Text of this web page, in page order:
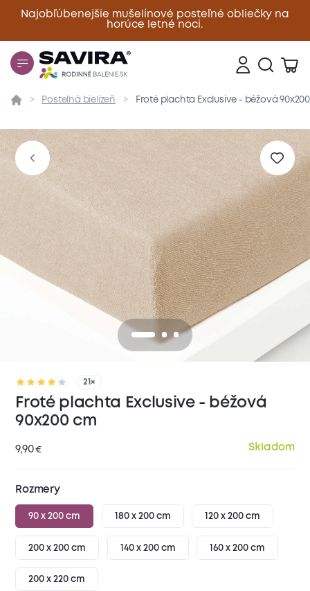
Najobľúbenejšie mušelínové posteľné obliečky na
horúce letné noci.
Zavrieť
Prehľad Parametre Popis produktu
Posteľná bielizeň Froté plachta Exclusive - béžová
21×
Froté plachta Exclusive - béžová
90x200 cm
9,90€ Skladom
Rozmery
90 x 200 cm 180 x 200 cm 120 x 200 cm
200 x 200 cm 140 x 200 cm 160 x 200 cm
200 x 220 cm